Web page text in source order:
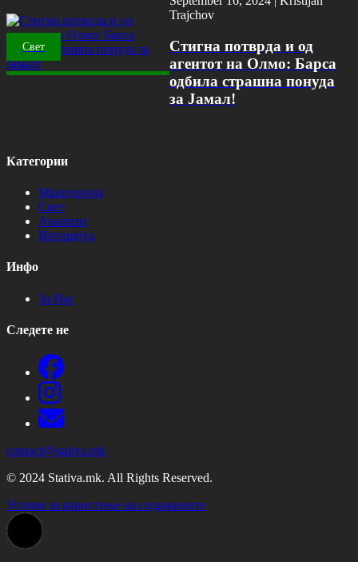
Свет
Trajchov
Стигна потврда и од
агентот на Олмо: Барса
одбила страшна понуда
за Јамал!
Категории
Македонија
Свет
Анализи
Интервјуа
Инфо
За Нас
Следете не
contact@stativa.mk
© 2024 Stativa.mk. All Rights Reserved.
Услови за користење на содржините